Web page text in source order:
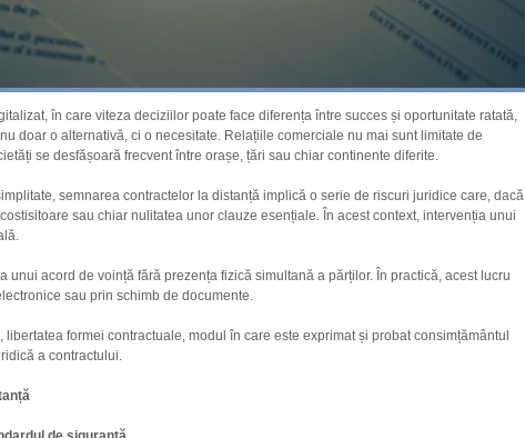
în care viteza deciziilor poate face diferența între succes și oportunitate ratată,
doar o alternativă, ci o necesitate. Relațiile comerciale nu mai sunt limitate de
se desfășoară frecvent între orașe, țări sau chiar continente diferite.
semnarea contractelor la distanță implică o serie de riscuri juridice care, dacă
sau chiar nulitatea unor clauze esențiale. În acest context, intervenția unui
acord de voință fără prezența fizică simultană a părților. În practică, acest lucru
sau prin schimb de documente.
formei contractuale, modul în care este exprimat și probat consimțământul
a contractului.